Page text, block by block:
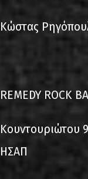
Κώστας
REMEDY ROCK
Κουντουριώτου
ΗΣΑΠ